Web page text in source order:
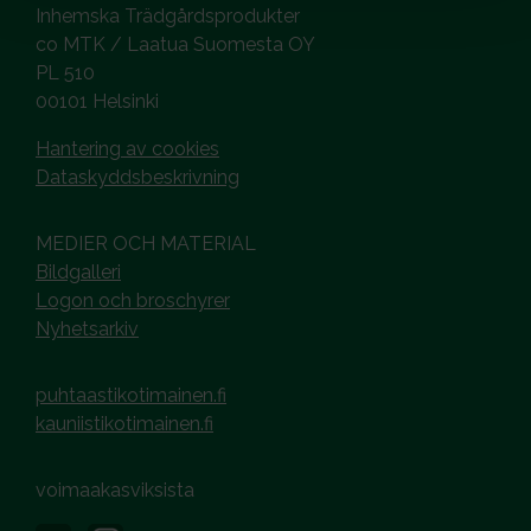
Inhemska Trädgårdsprodukter
co MTK / Laatua Suomesta OY
PL 510
00101 Helsinki
Hantering av cookies
Dataskyddsbeskrivning
MEDIER OCH MATERIAL
Bildgalleri
Logon och broschyrer
Nyhetsarkiv
puhtaastikotimainen.fi
kauniistikotimainen.fi
voimaakasviksista